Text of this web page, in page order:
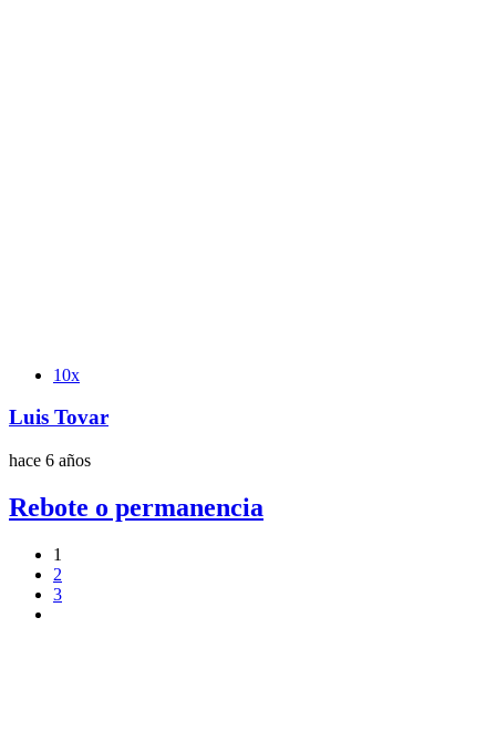
Etiquetas
10x
Luis Tovar
hace 6 años
Rebote o permanencia
1
2
3